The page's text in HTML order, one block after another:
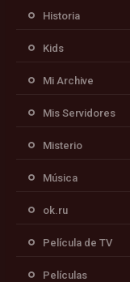
Historia
Kids
Mi Archive
Mis Servidores
Misterio
Música
ok.ru
Película de TV
Películas